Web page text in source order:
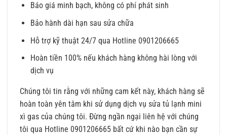
Báo giá minh bạch, không có phí phát sinh
Bảo hành dài hạn sau sửa chữa
Hỗ trợ kỹ thuật 24/7 qua Hotline 0901206665
Hoàn tiền 100% nếu khách hàng không hài lòng với
dịch vụ
Chúng tôi tin rằng với những cam kết này, khách hàng sẽ
hoàn toàn yên tâm khi sử dụng dịch vụ sửa tủ lạnh mini
xì gas của chúng tôi. Đừng ngần ngại liên hệ với chúng
tôi qua Hotline 0901206665 bất cứ khi nào bạn cần sự